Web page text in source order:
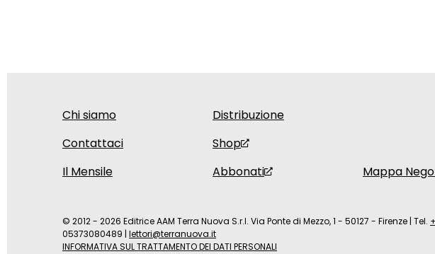
Chi siamo
Contattaci
Il Mensile
Distribuzione
Shop
Abbonati
Mappa
© 2012 - 2026 Editrice AAM Terra Nuova S.r.l. Via Ponte di Mezzo, 1 - 50127 - Firenze | Tel.
05373080489 | lettori@terranuova.it
INFORMATIVA SUL TRATTAMENTO DEI DATI PERSONALI